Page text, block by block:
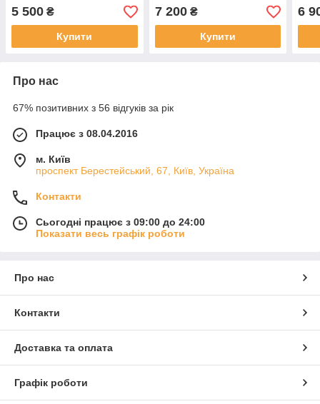
5 500 ₴
Купити
7 200₴
Купити
6
Про нас
67% позитивних з 56 відгуків за рік
Працює з 08.04.2016
м. Київ
проспект Берестейський, 67, Київ, Україна
Контакти
Сьогодні працює з 09:00 до 24:00
Показати весь графік роботи
Про нас
Контакти
Доставка та оплата
Графік роботи